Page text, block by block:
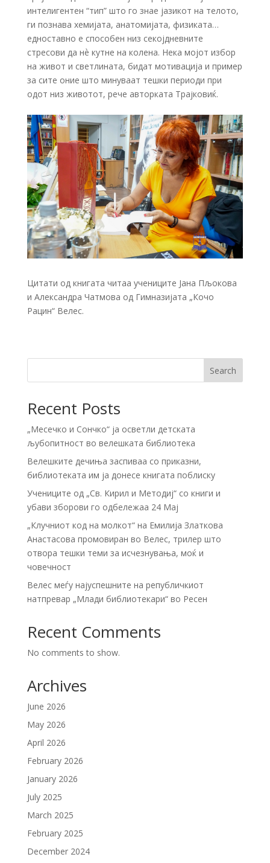
интелигентен “тип” што го знае јазикот на телото,
ги познава хемијата, анатомијата, физиката…
едноставно е способен низ секојдневните
стресови да нѐ кутне на колена. Нека мојот избор
на живот и светлината, бидат мотивација и пример
за сите оние што минуваат тешки периоди при
одот низ животот, рече авторката Трајковиќ.
Цитати од книгата читаа учениците Јана Пљокова
и Александра Чатмова од Гимназијата „Кочо
Рацин“ Велес.
Search
Recent Posts
„Месечко и Сончко“ ја осветли детската
љубопитност во велешката библиотека
Велешките дечиња заспиваа со приказни,
библиотеката им ја донесе книгата поблиску
Учениците од „Св. Кирил и Методиј“ со книги и
убави зборови го одбележаа 24 Мај
„Клучниот код на молкот“ на Емилија Златкова
Анастасова промовиран во Велес, трилер што
отвора тешки теми за исчезнувања, моќ и
човечност
Велес меѓу најуспешните на републичкиот
натпревар „Млади библиотекари“ во Ресен
Recent Comments
No comments to show.
Archives
June 2026
May 2026
April 2026
February 2026
January 2026
July 2025
March 2025
February 2025
December 2024